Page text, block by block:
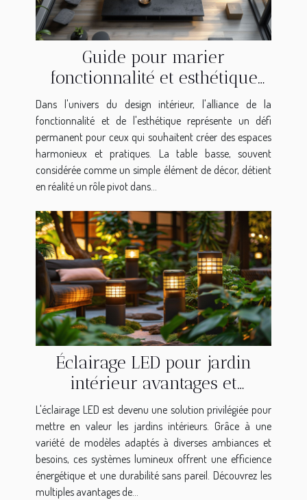
Guide pour marier
fonctionnalité et esthétique
avec une table basse
Dans l'univers du design intérieur, l'alliance de la
fonctionnalité et de l'esthétique représente un défi
permanent pour ceux qui souhaitent créer des espaces
harmonieux et pratiques. La table basse, souvent
considérée comme un simple élément de décor, détient
en réalité un rôle pivot dans...
Éclairage LED pour jardin
intérieur avantages et
sélection de modèles
L'éclairage LED est devenu une solution privilégiée pour
mettre en valeur les jardins intérieurs. Grâce à une
variété de modèles adaptés à diverses ambiances et
besoins, ces systèmes lumineux offrent une efficience
énergétique et une durabilité sans pareil. Découvrez les
multiples avantages de...